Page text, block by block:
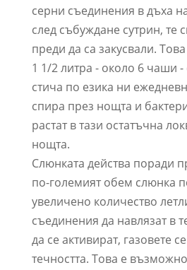
серни съединения в дъха
след събуждане сутрин, те
преди да са закусвали.
1 1/2 литра - около 6 чаши -
стича по езика ни
спира през нощта и
растат в тази остатъчна
нощта.
Слюнката действа поради
по-големият обем слюнка
увеличено количество
съединения да навлязат в
да се активират, газовете
течността. Това е